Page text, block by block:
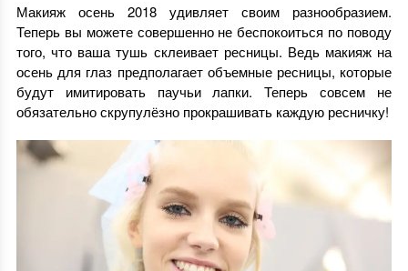
Макияж осень 2018 удивляет своим разнообразием.
Теперь вы можете совершенно не беспокоиться по поводу
того, что ваша тушь склеивает ресницы. Ведь макияж на
осень для глаз предполагает объемные ресницы, которые
будут имитировать паучьи лапки. Теперь совсем не
обязательно скрупулёзно прокрашивать каждую ресничку!